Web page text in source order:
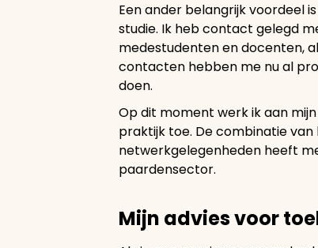
Een ander belangrijk voordeel
studie. Ik heb contact gelegd
medestudenten en docenten,
contacten hebben me nu al
doen.
Op dit moment werk ik aan
praktijk toe. De combinatie
netwerkgelegenheden heeft
paardensector.
Mijn advies voor